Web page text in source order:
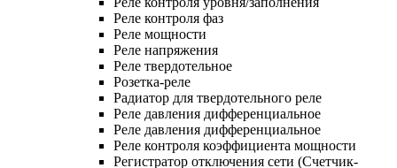
Реле контроля фаз
Реле мощности
Реле напряжения
Реле твердотельное
Розетка-реле
Радиатор для твердотельного реле
Реле давления дифференциальное
Реле давления дифференциальное
Реле контроля коэффициента мощности
Регистратор отключения сети (Счетчик-